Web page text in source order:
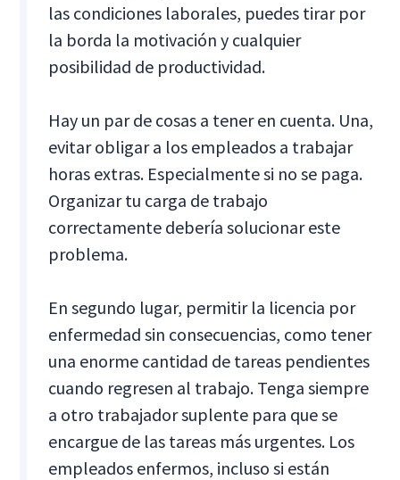
las condiciones laborales, puedes tirar por
la borda la motivación y cualquier
posibilidad de productividad.
Hay un par de cosas a tener en cuenta. Una,
evitar obligar a los empleados a trabajar
horas extras. Especialmente si no se paga.
Organizar tu carga de trabajo
correctamente debería solucionar este
problema.
En segundo lugar, permitir la licencia por
enfermedad sin consecuencias, como tener
una enorme cantidad de tareas pendientes
cuando regresen al trabajo. Tenga siempre
a otro trabajador suplente para que se
encargue de las tareas más urgentes. Los
empleados enfermos, incluso si están